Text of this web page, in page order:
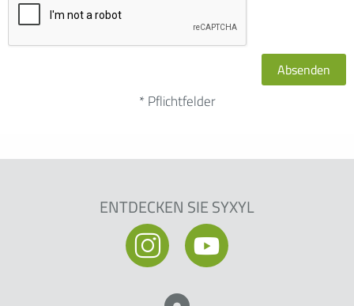
Absenden
* Pflichtfelder
ENTDECKEN SIE SYXYL